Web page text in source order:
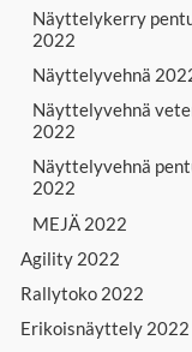
Näyttelykerry
2022
Näyttelyvehnä
Näyttelyvehnä
2022
Näyttelyvehnä
2022
MEJÄ 2022
Agility 2022
Rallytoko 2022
Erikoisnäyttely 2022